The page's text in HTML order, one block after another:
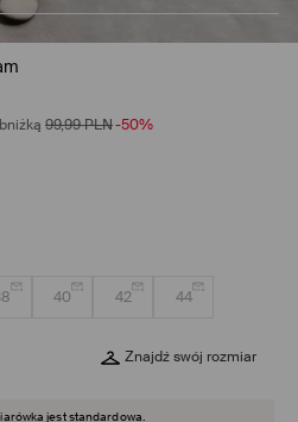
99,99PLN-50%
40 42 44
Znajdź swój rozmiar
jest standardowa.